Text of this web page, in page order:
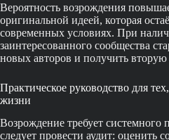
Вероятность возрождения
оригинальной идеей, которая
современных условиях. При
заинтересованного сообщества
новых авторов и получить
Практическое руководство для
жизни
Возрождение требует системного
следует провести аудит: оценить